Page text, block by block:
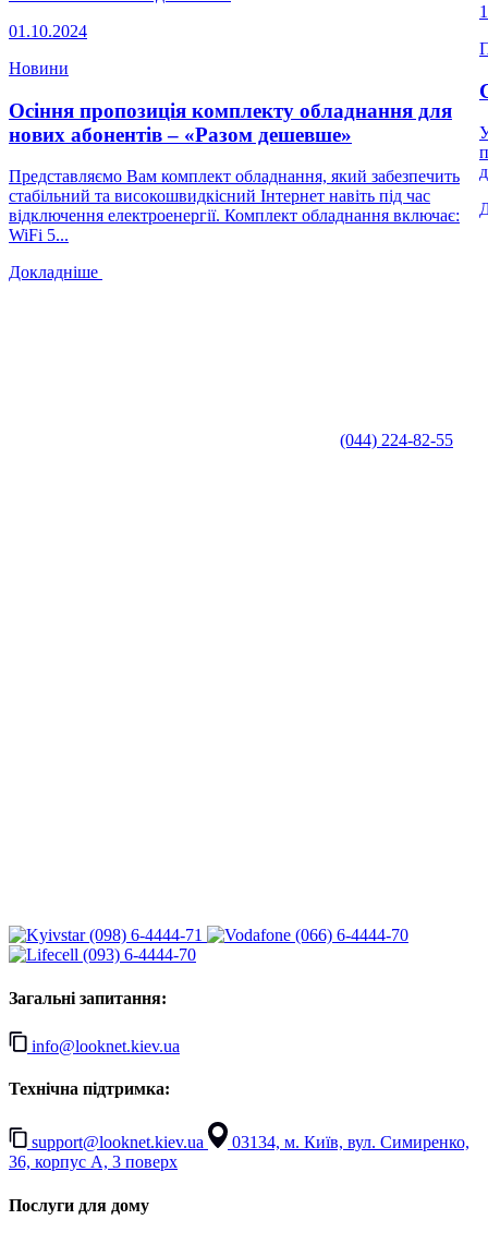
01.10.2024
Новини
Осіння пропозиція комплекту обладнання для
нових абонентів – «Разом дешевше»
Представляємо Вам комплект обладнання, який забезпечить
стабільний та високошвидкісний Інтернет навіть під час
відключення електроенергії. Комплект обладнання включає:
WiFi 5...
Докладніше
(044) 224-82-55
(098) 6-4444-71
(066) 6-4444-70
(093) 6-4444-70
Загальні запитання:
info@looknet.kiev.ua
Технічна підтримка:
support@looknet.kiev.ua
03134, м. Київ, вул. Симиренко,
36, корпус А, 3 поверх
Послуги для дому